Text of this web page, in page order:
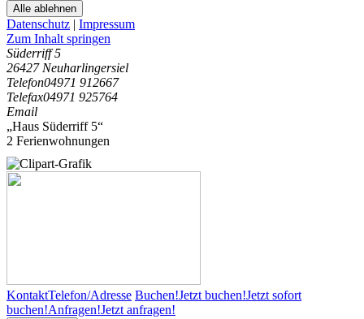
Alle ablehnen
Datenschutz | Impressum
Zum Inhalt springen
Süderriff 5
26427 Neuharlingersiel
Telefon04971 912667
Telefax04971 925764
Email
„Haus Süderriff 5“
2 Ferienwohnungen
KontaktTelefon/Adresse Buchen!Jetzt buchen!Jetzt sofort
buchen!Anfragen!Jetzt anfragen!